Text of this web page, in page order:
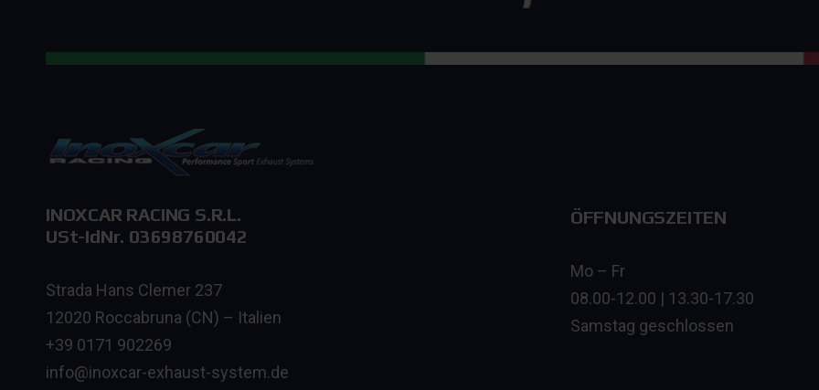
INOXCAR RACING S.R.L.
USt-IdNr. 03698760042
Strada Hans Clemer 237
12020 Roccabruna (CN) – Italien
+39 0171 902269
info@inoxcar-exhaust-system.de
ÖFFNUNGSZEITEN
Mo – Fr
08.00-12.00 | 13.30-17.30
Samstag geschlossen